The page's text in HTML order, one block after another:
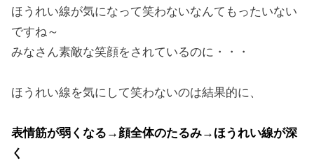
ほうれい線が気になって笑わないなんてもったいない
ですね～
みなさん素敵な笑顔をされているのに・・・
ほうれい線を気にして笑わないのは結果的に、
表情筋が弱くなる→顔全体のたるみ→ほうれい線が深
く